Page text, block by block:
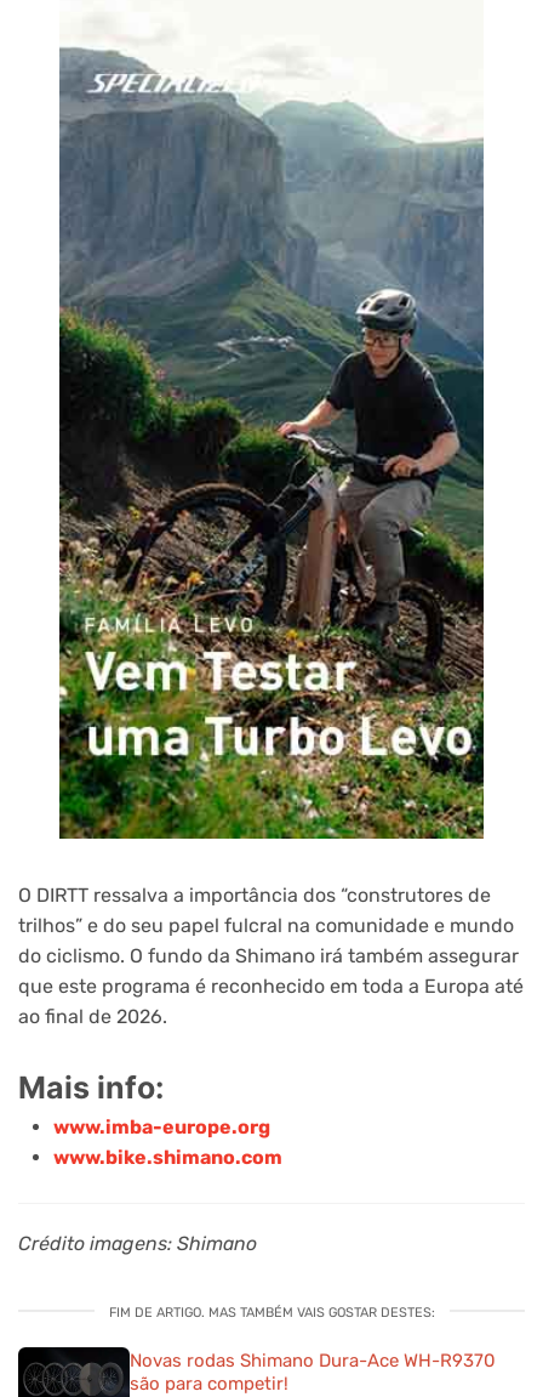
O DIRTT ressalva a importância dos “construtores de
trilhos” e do seu papel fulcral na comunidade e mundo
do ciclismo. O fundo da Shimano irá também assegurar
que este programa é reconhecido em toda a Europa até
ao final de 2026.
Mais info:
www.imba-europe.org
www.bike.shimano.com
Crédito imagens: Shimano
FIM DE ARTIGO. MAS TAMBÉM VAIS GOSTAR DESTES:
Novas rodas Shimano Dura-Ace WH-R9370
são para competir!